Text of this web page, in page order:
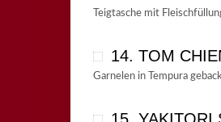
Teigtasche mit
14. TOM
Garnelen in Tempura